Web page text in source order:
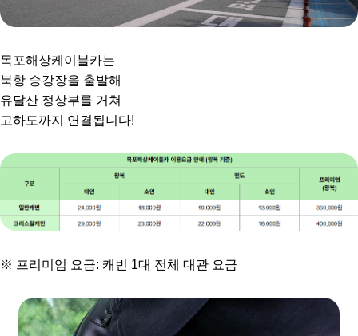
목포해상케이블카는
북항 승강장을 출발해
유달산 정상부를 거쳐
고하도까지 연결됩니다!
※ 프리미엄 요금: 캐빈 1대 전체 대관 요금